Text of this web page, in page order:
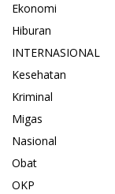
Ekonomi
Hiburan
INTERNASIONAL
Kesehatan
Kriminal
Migas
Nasional
Obat
OKP